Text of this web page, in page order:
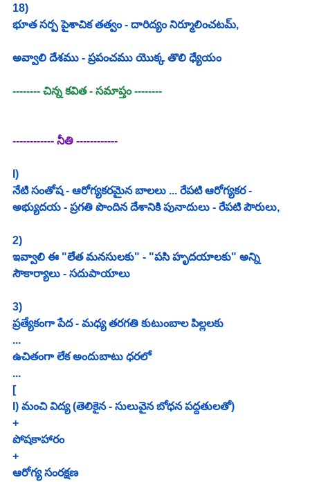
18)
భూత సర్ప పైశాచిక తత్వం - దారిద్యం నిర్మూలించటమ్,
అవ్వాలి దేశము - ప్రపంచము యొక్క తొలి ధ్యేయం
-------- చిన్న కవిత - సమాప్తం --------
------------ నీతి ------------
I)
నేటి సంతోష - ఆరోగ్యకరమైన బాలలు ... రేపటి ఆరోగ్యకర -
అభ్యుదయ - ప్రగతి పొందిన దేశానికి పునాదులు - రేపటి పౌరులు,
2)
ఇవ్వాలి ఈ "లేత మనసులకు" - "పసి హృదయాలకు" అన్ని
సౌకార్యాలు - సదుపాయాలు
3)
ప్రత్యేకంగా పేద - మధ్య తరగతి కుటుంబాల పిల్లలకు
...
ఉచితంగా లేక అందుబాటు ధరలో
...
[
I) మంచి విద్య (తెలికైన - సులువైన బోధన పద్దతులతో)
+
పోషకాహారం
+
ఆరోగ్య సంరక్షణ